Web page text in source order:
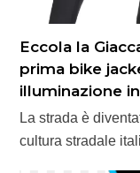
Eccola la
prima bike
illuminazione
La strada è
cultura stradale